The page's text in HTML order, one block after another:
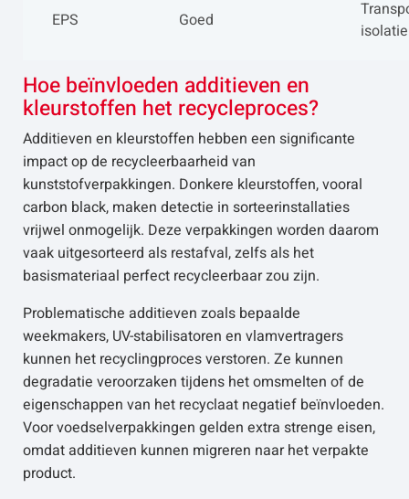
EPS Goed
isolatie
Hoe beïnvloeden additieven en
kleurstoffen het recycleproces?
Additieven en kleurstoffen hebben een significante
impact op de recycleerbaarheid van
kunststofverpakkingen. Donkere kleurstoffen, vooral
carbon black, maken detectie in sorteerinstallaties
vrijwel onmogelijk. Deze verpakkingen worden daarom
vaak uitgesorteerd als restafval, zelfs als het
basismateriaal perfect recycleerbaar zou zijn.
Problematische additieven zoals bepaalde
weekmakers, UV-stabilisatoren en vlamvertragers
kunnen het recyclingproces verstoren. Ze kunnen
degradatie veroorzaken tijdens het omsmelten of de
eigenschappen van het recyclaat negatief beïnvloeden.
Voor voedselverpakkingen gelden extra strenge eisen,
omdat additieven kunnen migreren naar het verpakte
product.